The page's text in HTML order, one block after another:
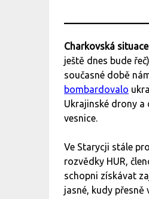
Charkovská
ještě dnes bude
současné době
bombardovalo
Ukrajinské drony
vesnice.
Ve Starycji stále
rozvědky HUR,
schopni získávat
jasné, kudy přesně